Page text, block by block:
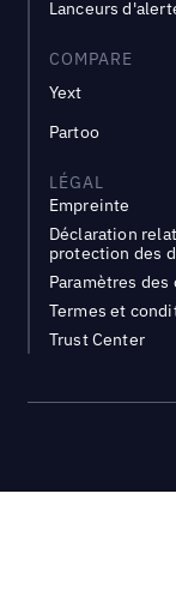
Lanceurs
COMPARE
Yext
Partoo
LÉGAL
Empreinte
Déclaration
protection des
Paramètres des
Termes et
Trust Center